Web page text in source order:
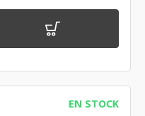
EN STOCK